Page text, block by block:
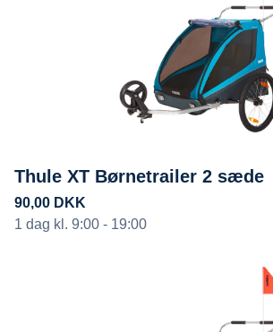
Thule XT Børnetrailer 2 sæde